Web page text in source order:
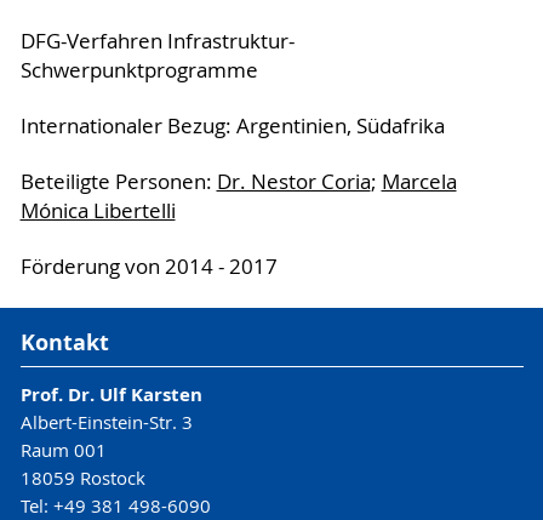
DFG-Verfahren Infrastruktur-
Schwerpunktprogramme
Internationaler Bezug: Argentinien, Südafrika
Beteiligte Personen: Dr. Nestor Coria; Marcela
Mónica Libertelli
Förderung von 2014 - 2017
Kontakt
Prof. Dr. Ulf Karsten
Albert-Einstein-Str. 3
Raum 001
18059 Rostock
Tel: +49 381 498-6090